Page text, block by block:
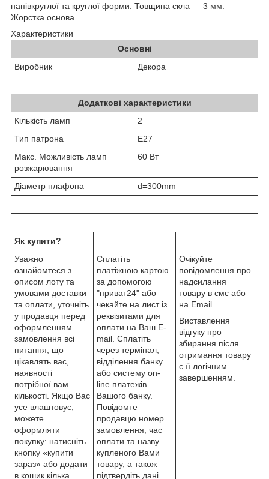
напівкруглої та круглої форми. Товщина скла — 3 мм.
Жорстка основа.
Характеристики
Основні
Виробник
Декора
Додаткові характеристики
Кількість ламп
2
Тип патрона
Е27
Макс. Можливість ламп
розжарювання
60 Вт
Діаметр плафона d=300mm
Як купити?
Уважно
ознайомтеся з
описом лоту та
умовами доставки
та оплати, уточніть
у продавця перед
оформленням
замовлення всі
питання, що
цікавлять вас,
наявності
потрібної вам
кількості. Якщо Вас
усе влаштовує,
можете
оформляти
покупку: натисніть
кнопку «купити
зараз» або додати
в кошик кілька
Сплатіть
платіжною картою
за допомогою
"приват24" або
чекайте на лист із
реквізитами для
оплати на Ваш E-
mail. Сплатіть
через термінал,
відділення банку
або систему on-
line платежів
Вашого банку.
Повідомте
продавцю номер
замовлення, час
оплати та назву
купленого Вами
товару, а також
підтвердіть дані
Очікуйте
повідомлення про
надсилання
товару в смс або
на Email.
Виставлення
відгуку про
збирання після
отримання товару
є її логічним
завершенням.